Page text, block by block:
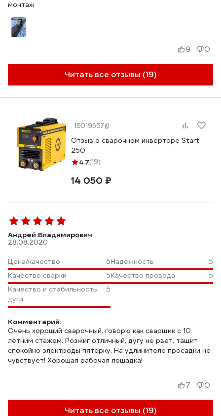
монтаж
Читать все отзывы (19)
9 0
16019567
Отзыв о сварочном инверторе Start
250
4.7(19)
14 050 ₽
Андрей Владимирович
28.08.2020
Цена/качество 5Надежность
5
Качество сварки
5Качество провода
5
Качество и стабильность
дуги
5
Комментарий:
Очень хороший сварочный, говорю как сварщик с 10
летним стажем. Розжиг отличный, дугу не рвет, тащит
спокойно электроды пятерку. На удлинителе просадки не
чувствует! Хорошая рабочая лошадка!
Читать все отзывы (19)
7 0